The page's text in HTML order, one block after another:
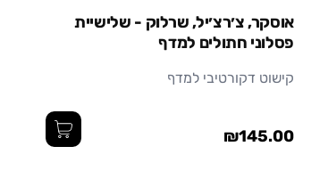
אוסקר, צ׳רצ׳יל, שרלוק - שלישיית
פסלוני חתולים למדף
קישוט דקורטיבי למדף
₪145.00